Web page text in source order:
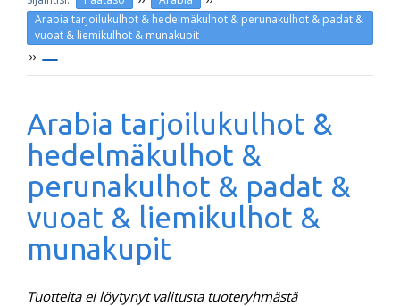
Arabia tarjoilukulhot & hedelmäkulhot & perunakulhot & padat &
vuoat & liemikulhot & munakupit
››
Arabia tarjoilukulhot &
hedelmäkulhot &
perunakulhot & padat &
vuoat & liemikulhot &
munakupit
Tuotteita ei löytynyt valitusta tuoteryhmästä